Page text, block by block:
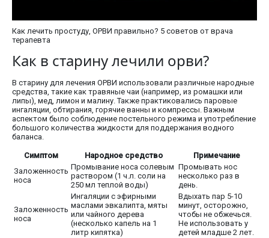
Как лечить простуду, ОРВИ правильно? 5 советов от врача
терапевта
Как в старину лечили орви?
В старину для лечения ОРВИ использовали различные народные
средства, такие как травяные чаи (например, из ромашки или
липы), мед, лимон и малину. Также практиковались паровые
ингаляции, обтирания, горячие ванны и компрессы. Важным
аспектом было соблюдение постельного режима и употребление
большого количества жидкости для поддержания водного
баланса.
Симптом Народное средство
Примечание
Заложенность
носа
Промывание носа солевым
раствором (1 ч.л. соли на
250 мл теплой воды)
Промывать нос
несколько раз в
день.
Заложенность
носа
Ингаляции с эфирными
маслами эвкалипта, мяты
или чайного дерева
(несколько капель на 1
литр кипятка)
Вдыхать пар 5-10
минут, осторожно,
чтобы не обжечься.
Не использовать у
детей младше 2 лет.